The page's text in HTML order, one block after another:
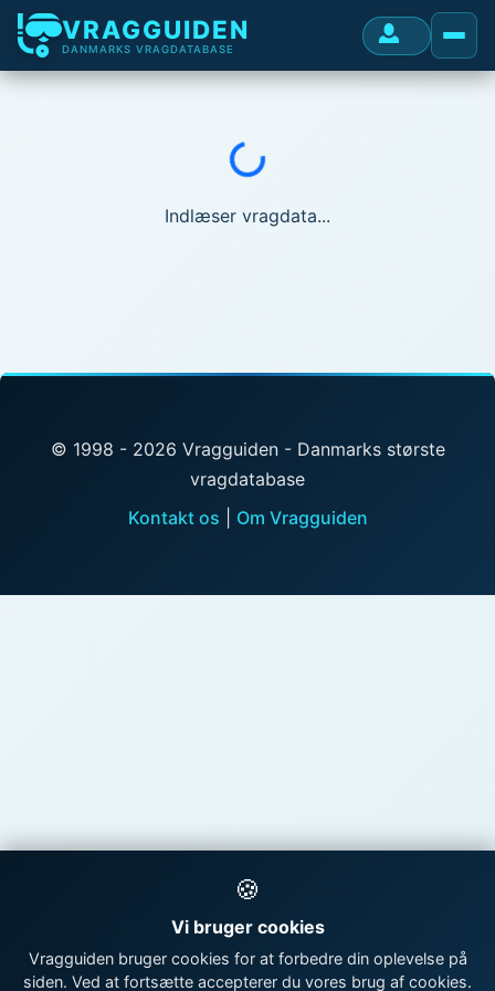
VRAGGUIDEN
DANMARKS VRAGDATABASE
Indlæser...
Indlæser vragdata...
© 1998 - 2026 Vragguiden - Danmarks største
vragdatabase
Kontakt os
Om Vragguiden
🍪
Vi bruger cookies
Vragguiden bruger cookies for at forbedre din oplevelse på
siden. Ved at fortsætte accepterer du vores brug af cookies.